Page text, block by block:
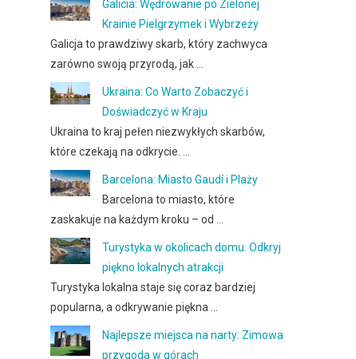
Galicia: Wędrowanie po Zielonej
Krainie Pielgrzymek i Wybrzeży
Galicja to prawdziwy skarb, który zachwyca
zarówno swoją przyrodą, jak …
Ukraina: Co Warto Zobaczyć i
Doświadczyć w Kraju
Ukraina to kraj pełen niezwykłych skarbów,
które czekają na odkrycie. …
Barcelona: Miasto Gaudí i Plaży
Barcelona to miasto, które
zaskakuje na każdym kroku – od …
Turystyka w okolicach domu: Odkryj
piękno lokalnych atrakcji
Turystyka lokalna staje się coraz bardziej
popularna, a odkrywanie piękna …
Najlepsze miejsca na narty: Zimowa
przygoda w górach